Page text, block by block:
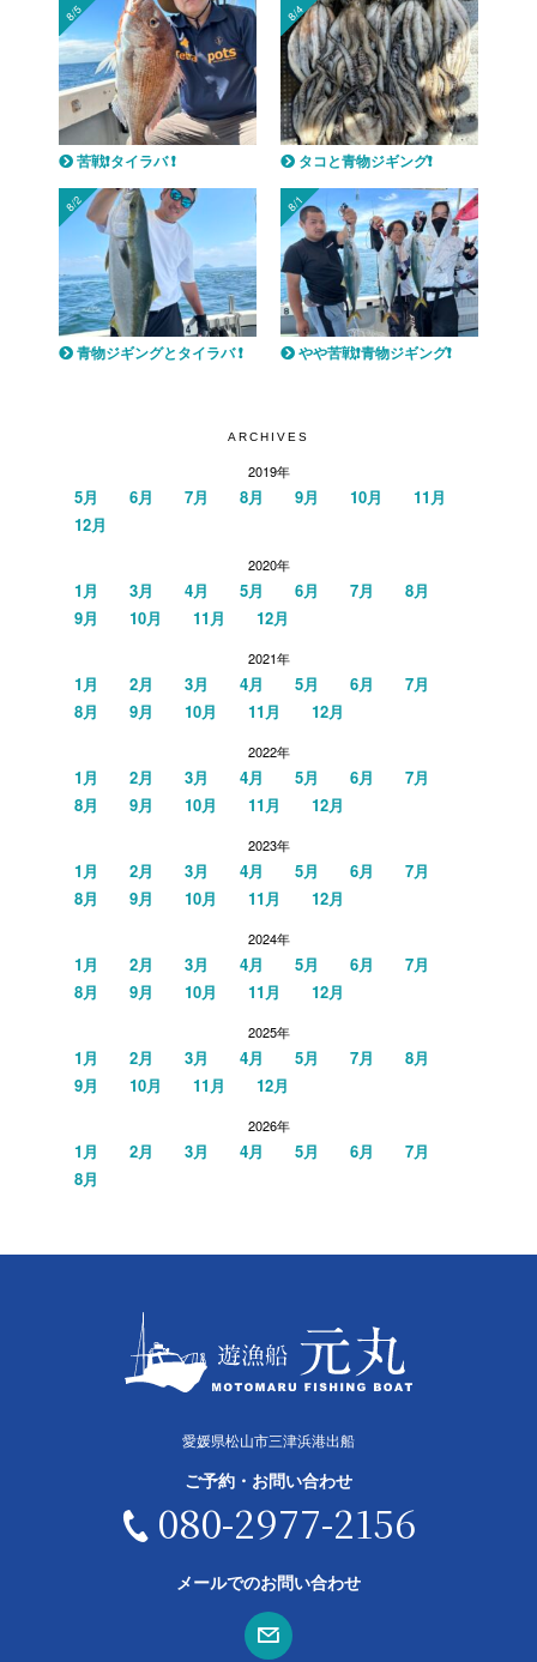
8/5
苦戦❗️タイラバ ❗️
8/4
タコと青物ジギング❗️
8/2
青物ジギングとタイラバ ❗️
8/1
やや苦戦❗️青物ジギング❗️
ARCHIVES
2019年
5月 6月 7月 8月 9月 10月
11月
12月
2020年
1月 3月 4月 5月 6月 7月
8月
9月
10月 11月 12月
2021年
1月 2月 3月 4月 5月 6月
7月
8月
9月 10月 11月 12月
2022年
1月 2月 3月 4月 5月 6月
7月
8月
9月 10月 11月 12月
2023年
1月 2月 3月 4月 5月 6月
7月
8月
9月 10月 11月 12月
2024年
1月 2月 3月 4月 5月 6月
7月
8月
9月 10月 11月 12月
2025年
1月 2月 3月 4月 5月 7月
8月
9月
10月 11月 12月
2026年
1月 2月 3月 4月 5月 6月
7月
8月
愛媛県松山市三津浜港出船
ご予約・お問い合わせ
080-2977-2156
メールでのお問い合わせ